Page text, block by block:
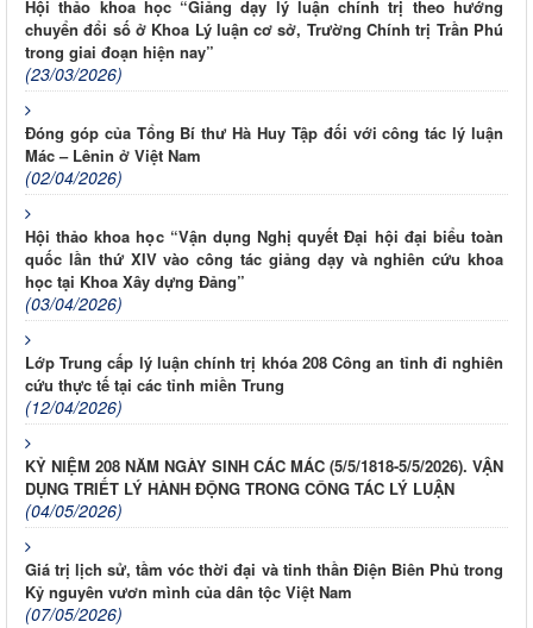
Hội thảo khoa học “Giảng dạy lý luận chính trị theo hướng
chuyển đổi số ở Khoa Lý luận cơ sở, Trường Chính trị Trần Phú
trong giai đoạn hiện nay”
(23/03/2026)
Đóng góp của Tổng Bí thư Hà Huy Tập đối với công tác lý luận
Mác – Lênin ở Việt Nam
(02/04/2026)
Hội thảo khoa học “Vận dụng Nghị quyết Đại hội đại biểu toàn
quốc lần thứ XIV vào công tác giảng dạy và nghiên cứu khoa
học tại Khoa Xây dựng Đảng”
(03/04/2026)
Lớp Trung cấp lý luận chính trị khóa 208 Công an tỉnh đi nghiên
cứu thực tế tại các tỉnh miền Trung
(12/04/2026)
KỶ NIỆM 208 NĂM NGÀY SINH CÁC MÁC (5/5/1818-5/5/2026). VẬN
DỤNG TRIẾT LÝ HÀNH ĐỘNG TRONG CÔNG TÁC LÝ LUẬN
(04/05/2026)
Giá trị lịch sử, tầm vóc thời đại và tinh thần Điện Biên Phủ trong
Kỷ nguyên vươn mình của dân tộc Việt Nam
(07/05/2026)